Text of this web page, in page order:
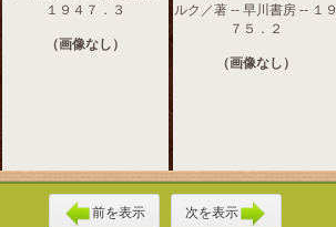
１９４７．３
（画像なし）
ルク／著 -- 早川書房 -- １９
７５．２
（画像なし）
前を表示 次を表示